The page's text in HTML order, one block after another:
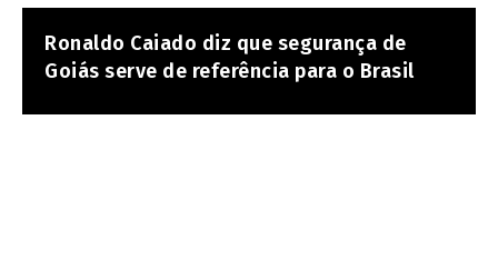
Ronaldo Caiado diz que segurança de
Goiás serve de referência para o Brasil